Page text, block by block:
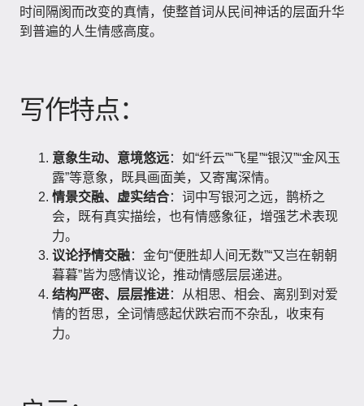
时间隔阂而改变的真情，使整首词从民间神话的层面升华
到普遍的人生情感高度。
写作特点：
意象生动、意境悠远：如“纤云”“飞星”“银汉”“金风玉
露”等意象，既具画面美，又寄寓深情。
情景交融、虚实结合：词中写银河之远，鹊桥之
会，既有真实描绘，也有情感象征，增强艺术表现
力。
议论抒情交融：金句“便胜却人间无数”“又岂在朝朝
暮暮”皆为感情议论，推动情感层层递进。
结构严密、层层推进：从相思、相会、离别到对爱
情的哲思，全词情感起伏跌宕而不杂乱，收束有
力。